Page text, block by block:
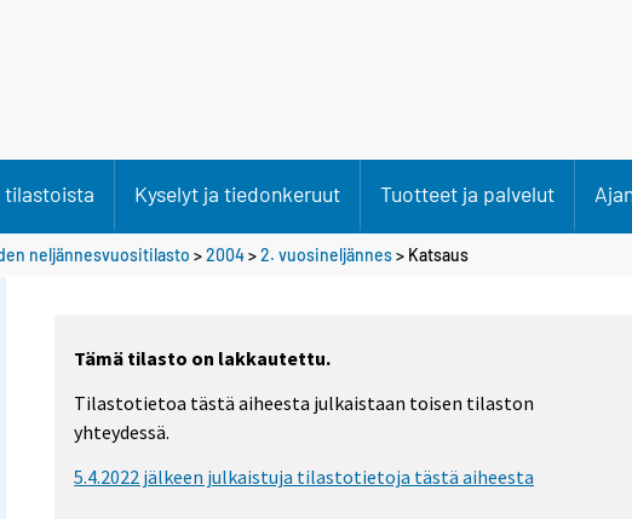
tilastoista Kyselyt ja tiedonkeruut Tuotteet ja palvelut
neljännesvuositilasto >2004>2. vuosineljännes> Katsaus
Tämä tilasto on lakkautettu.
Tilastotietoa tästä aiheesta julkaistaan toisen tilaston
yhteydessä.
5.4.2022 jälkeen julkaistuja tilastotietoja tästä aiheesta